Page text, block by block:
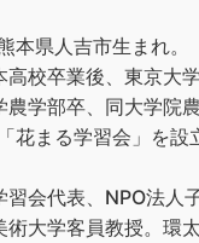
本県人吉市生まれ。
高校卒業後、東京大学
農学部卒、同大学院
花まる学習会」を設
習会代表、NPO法人
術大学客員教授。環